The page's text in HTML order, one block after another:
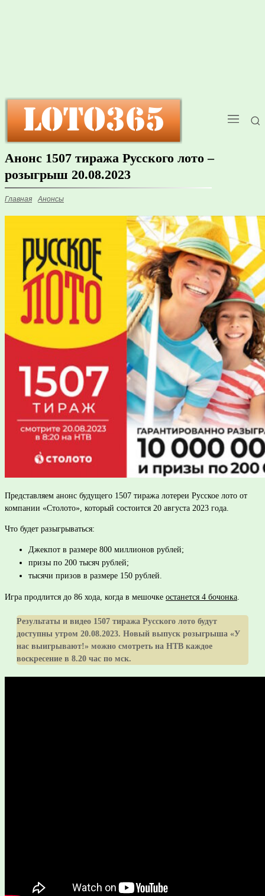
Анонс 1507 тиража Русского лото –
розыгрыш 20.08.2023
Главная Анонсы
Представляем анонс будущего 1507 тиража лотереи Русское лото от
компании «Столото», который состоится 20 августа 2023 года.
Что будет разыгрываться:
Джекпот в размере 800 миллионов рублей;
призы по 200 тысяч рублей;
тысячи призов в размере 150 рублей.
Игра продлится до 86 хода, когда в мешочке останется 4 бочонка.
Результаты и видео 1507 тиража Русского лото будут
доступны утром 20.08.2023. Новый выпуск розыгрыша «У
нас выигрывают!» можно смотреть на НТВ каждое
воскресение в 8.20 час по мск.